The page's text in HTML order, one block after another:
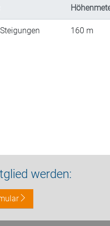
160 m
werden: